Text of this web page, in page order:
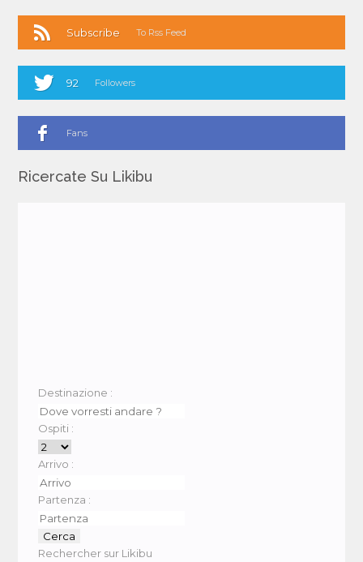
Subscribe To Rss Feed
92 Followers
Fans
Ricercate Su Likibu
Destinazione :
Ospiti :
Arrivo :
Partenza :
Rechercher sur Likibu